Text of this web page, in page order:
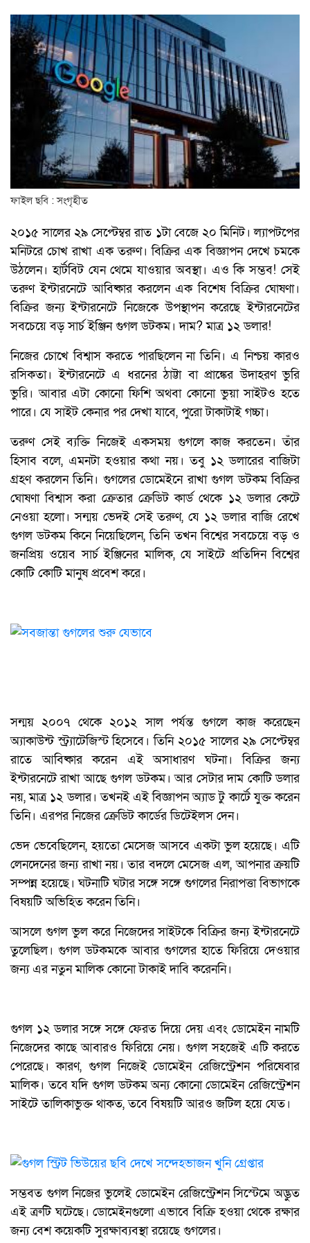
ফাইল ছবি : সংগৃহীত
২০১৫ সালের ২৯ সেপ্টেম্বর রাত ১টা বেজে ২০ মিনিট। ল্যাপটপের
মনিটরে চোখ রাখা এক তরুণ। বিক্রির এক বিজ্ঞাপন দেখে চমকে
উঠলেন। হার্টবিট যেন থেমে যাওয়ার অবস্থা। এও কি সম্ভব! সেই
তরুণ ইন্টারনেটে আবিষ্কার করলেন এক বিশেষ বিক্রির ঘোষণা।
বিক্রির জন্য ইন্টারনেটে নিজেকে উপস্থাপন করেছে ইন্টারনেটের
সবচেয়ে বড় সার্চ ইঞ্জিন গুগল ডটকম। দাম? মাত্র ১২ ডলার!
নিজের চোখে বিশ্বাস করতে পারছিলেন না তিনি। এ নিশ্চয় কারও
রসিকতা। ইন্টারনেটে এ ধরনের ঠাট্টা বা প্রাঙ্কের উদাহরণ ভুরি
ভুরি। আবার এটা কোনো ফিশি অথবা কোনো ভুয়া সাইটও হতে
পারে। যে সাইট কেনার পর দেখা যাবে, পুরো টাকাটাই গচ্চা।
তরুণ সেই ব্যক্তি নিজেই একসময় গুগলে কাজ করতেন। তাঁর
হিসাব বলে, এমনটা হওয়ার কথা নয়। তবু ১২ ডলারের বাজিটা
গ্রহণ করলেন তিনি। গুগলের ডোমেইনে রাখা গুগল ডটকম বিক্রির
ঘোষণা বিশ্বাস করা ক্রেতার ক্রেডিট কার্ড থেকে ১২ ডলার কেটে
নেওয়া হলো। সন্ময় ভেদই সেই তরুণ, যে ১২ ডলার বাজি রেখে
গুগল ডটকম কিনে নিয়েছিলেন, তিনি তখন বিশ্বের সবচেয়ে বড় ও
জনপ্রিয় ওয়েব সার্চ ইঞ্জিনের মালিক, যে সাইটে প্রতিদিন বিশ্বের
কোটি কোটি মানুষ প্রবেশ করে।
সন্ময় ২০০৭ থেকে ২০১২ সাল পর্যন্ত গুগলে কাজ করেছেন
অ্যাকাউন্ট স্ট্র্যাটেজিস্ট হিসেবে। তিনি ২০১৫ সালের ২৯ সেপ্টেম্বর
রাতে আবিষ্কার করেন এই অসাধারণ ঘটনা। বিক্রির জন্য
ইন্টারনেটে রাখা আছে গুগল ডটকম। আর সেটার দাম কোটি ডলার
নয়, মাত্র ১২ ডলার। তখনই এই বিজ্ঞাপন অ্যাড টু কার্টে যুক্ত করেন
তিনি। এরপর নিজের ক্রেডিট কার্ডের ডিটেইলস দেন।
ভেদ ভেবেছিলেন, হয়তো মেসেজ আসবে একটা ভুল হয়েছে। এটি
লেনদেনের জন্য রাখা নয়। তার বদলে মেসেজ এল, আপনার ক্রয়টি
সম্পন্ন হয়েছে। ঘটনাটি ঘটার সঙ্গে সঙ্গে গুগলের নিরাপত্তা বিভাগকে
বিষয়টি অভিহিত করেন তিনি।
আসলে গুগল ভুল করে নিজেদের সাইটকে বিক্রির জন্য ইন্টারনেটে
তুলেছিল। গুগল ডটকমকে আবার গুগলের হাতে ফিরিয়ে দেওয়ার
জন্য এর নতুন মালিক কোনো টাকাই দাবি করেননি।
গুগল ১২ ডলার সঙ্গে সঙ্গে ফেরত দিয়ে দেয় এবং ডোমেইন নামটি
নিজেদের কাছে আবারও ফিরিয়ে নেয়। গুগল সহজেই এটি করতে
পেরেছে। কারণ, গুগল নিজেই ডোমেইন রেজিস্ট্রেশন পরিষেবার
মালিক। তবে যদি গুগল ডটকম অন্য কোনো ডোমেইন রেজিস্ট্রেশন
সাইটে তালিকাভুক্ত থাকত, তবে বিষয়টি আরও জটিল হয়ে যেত।
সম্ভবত গুগল নিজের ভুলেই ডোমেইন রেজিস্ট্রেশন সিস্টেমে অদ্ভুত
এই ত্রুটি ঘটেছে। ডোমেইনগুলো এভাবে বিক্রি হওয়া থেকে রক্ষার
জন্য বেশ কয়েকটি সুরক্ষাব্যবস্থা রয়েছে গুগলের।